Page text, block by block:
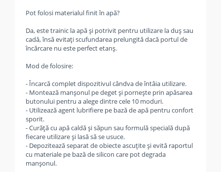
Pot folosi materialul finit în apă?
Da, este trainic la apă și potrivit pentru utilizare la duș sau
cadă, însă evitați scufundarea prelungită dacă portul de
încărcare nu este perfect etanș.
Mod de folosire:
- Încarcă complet dispozitivul cândva de întâia utilizare.
- Montează manșonul pe deget și pornește prin apăsarea
butonului pentru a alege dintre cele 10 moduri.
- Utilizează agent lubrifiere pe bază de apă pentru confort
sporit.
- Curăță cu apă caldă și săpun sau formulă specială după
fiecare utilizare și lasă să se usuce.
- Depozitează separat de obiecte ascuțite și evită raportul
cu materiale pe bază de silicon care pot degrada
manșonul.